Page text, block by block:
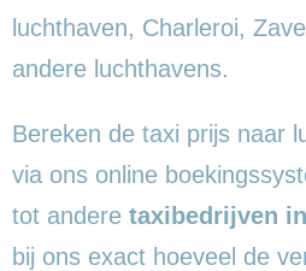
luchthaven, Charleroi,
andere luchthavens.
Bereken de taxi prijs naar
via ons online
tot andere taxibedrijven
bij ons exact hoeveel de